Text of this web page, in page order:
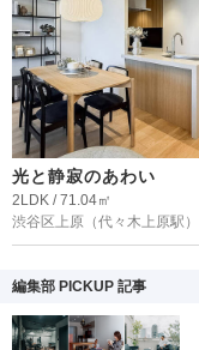
光と静寂のあわい
2LDK / 71.04㎡
渋谷区上原 （代々木上原駅）
編集部 PICKUP 記事